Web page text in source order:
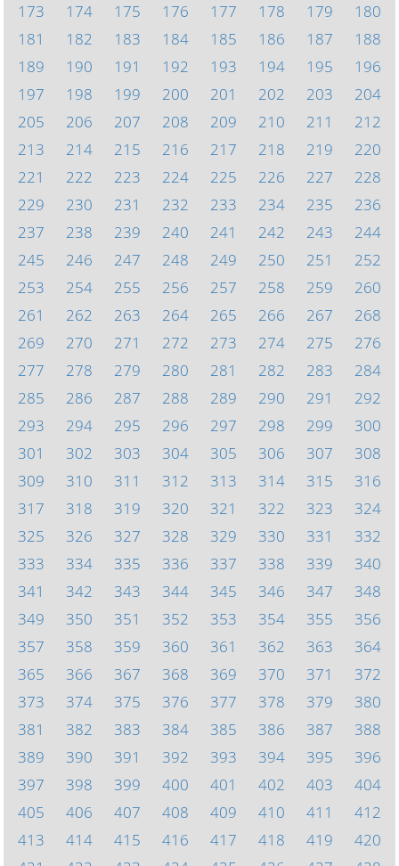
173
174 175 176 177 178 179
180
181
182 183 184 185 186 187
188
189
190 191 192 193 194 195
196
197
198 199 200 201 202 203
204
205
206 207 208 209 210 211
212
213
214 215 216 217 218 219
220
221
222 223 224 225 226 227
228
229
230 231 232 233 234 235
236
237
238 239 240 241 242 243
244
245
246 247 248 249 250 251
252
253
254 255 256 257 258 259
260
261
262 263 264 265 266 267
268
269
270 271 272 273 274 275
276
277
278 279 280 281 282 283
284
285
286 287 288 289 290 291
292
293
294 295 296 297 298 299
300
301
302 303 304 305 306 307
308
309
310 311 312 313 314 315
316
317
318 319 320 321 322 323
324
325
326 327 328 329 330 331
332
333
334 335 336 337 338 339
340
341
342 343 344 345 346 347
348
349
350 351 352 353 354 355
356
357
358 359 360 361 362 363
364
365
366 367 368 369 370 371
372
373
374 375 376 377 378 379
380
381
382 383 384 385 386 387
388
389
390 391 392 393 394 395
396
397
398 399 400 401 402 403
404
405
406 407 408 409 410 411
412
413
414 415 416 417 418 419
420